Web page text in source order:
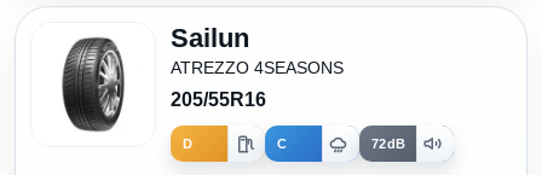
Sailun
ATREZZO 4SEASONS
205/55R16
D C 72dB